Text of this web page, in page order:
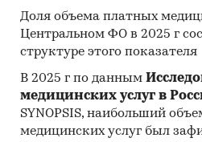
Доля объема платных
Центральном ФО в 2025 г
структуре этого показателя
В 2025 г по данным
медицинских услуг в
SYNOPSIS, наибольший
медицинских услуг был